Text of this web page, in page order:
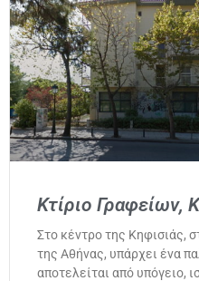
Κτίριο Γραφείων,
Στο κέντρο της Κηφισιάς,
της Αθήνας, υπάρχει ένα
αποτελείται από υπόγειο,